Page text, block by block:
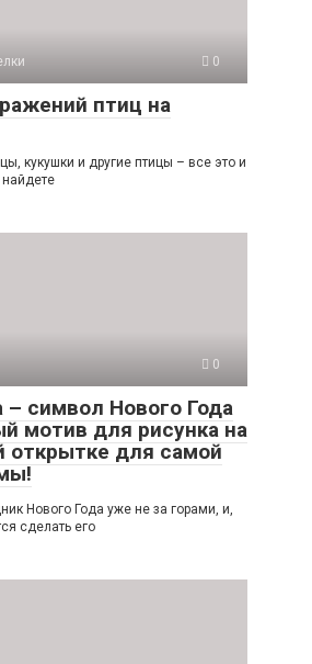
0
птиц на
кукушки и другие птицы – все это и
0
– символ Нового Года
мотив для рисунка на
открытке для самой
Нового Года уже не за горами, и,
сделать его